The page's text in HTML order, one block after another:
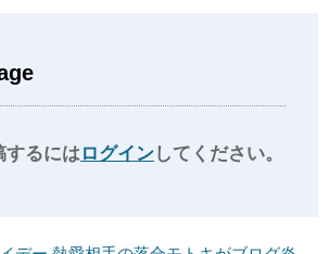
するにはログインしてください。